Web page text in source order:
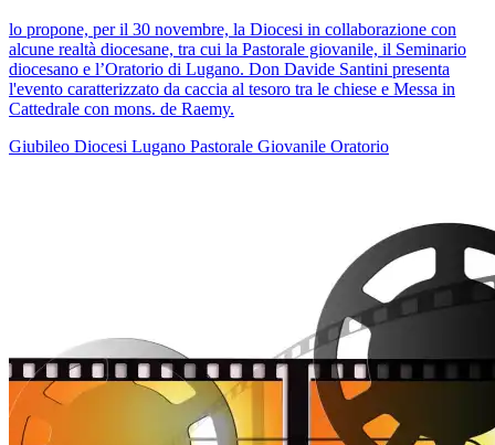
lo propone, per il 30 novembre, la Diocesi in collaborazione con
alcune realtà diocesane, tra cui la Pastorale giovanile, il Seminario
diocesano e l’Oratorio di Lugano. Don Davide Santini presenta
l'evento caratterizzato da caccia al tesoro tra le chiese e Messa in
Cattedrale con mons. de Raemy.
Giubileo Diocesi Lugano Pastorale Giovanile Oratorio